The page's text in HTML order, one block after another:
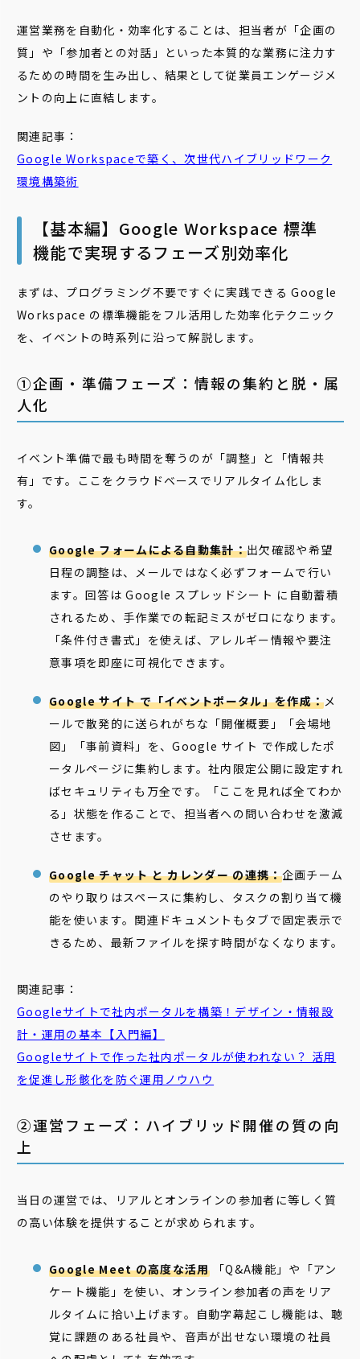
運営業務を自動化・効率化することは、担当者が「企画の
質」や「参加者との対話」といった本質的な業務に注力す
るための時間を生み出し、結果として従業員エンゲージメ
ントの向上に直結します。
関連記事：
Google Workspaceで築く、次世代ハイブリッドワーク
環境構築術
【基本編】Google Workspace 標準
機能で実現するフェーズ別効率化
まずは、プログラミング不要ですぐに実践できる Google
Workspace の標準機能をフル活用した効率化テクニック
を、イベントの時系列に沿って解説します。
①企画・準備フェーズ：情報の集約と脱・属
人化
イベント準備で最も時間を奪うのが「調整」と「情報共
有」です。ここをクラウドベースでリアルタイム化しま
す。
Google フォームによる自動集計：出欠確認や希望
日程の調整は、メールではなく必ずフォームで行い
ます。回答は Google スプレッドシート に自動蓄積
されるため、手作業での転記ミスがゼロになります。
「条件付き書式」を使えば、アレルギー情報や要注
意事項を即座に可視化できます。
Google サイト で「イベントポータル」を作成：メ
ールで散発的に送られがちな「開催概要」「会場地
図」「事前資料」を、Google サイト で作成したポ
ータルページに集約します。社内限定公開に設定すれ
ばセキュリティも万全です。「ここを見れば全てわか
る」状態を作ることで、担当者への問い合わせを激減
させます。
Google チャット と カレンダー の連携：企画チーム
のやり取りはスペースに集約し、タスクの割り当て機
能を使います。関連ドキュメントもタブで固定表示で
きるため、最新ファイルを探す時間がなくなります。
関連記事：
Googleサイトで社内ポータルを構築！デザイン・情報設
計・運用の基本【入門編】
Googleサイトで作った社内ポータルが使われない？ 活用
を促進し形骸化を防ぐ運用ノウハウ
②運営フェーズ：ハイブリッド開催の質の向
上
当日の運営では、リアルとオンラインの参加者に等しく質
の高い体験を提供することが求められます。
Google Meet の高度な活用「Q&A機能」や「アン
ケート機能」を使い、オンライン参加者の声をリア
ルタイムに拾い上げます。自動字幕起こし機能は、聴
覚に課題のある社員や、音声が出せない環境の社員